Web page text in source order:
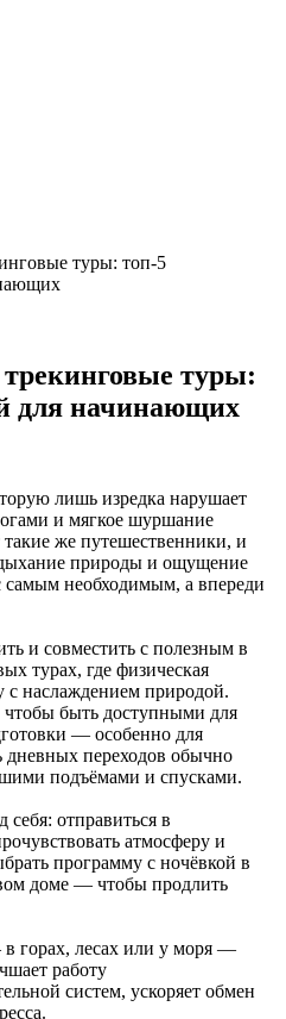
туры: топ-5
туры:
для начинающих
лишь изредка нарушает
и мягкое шуршание
же путешественники, и
природы и ощущение
необходимым, а впереди
и совместить с полезным в
турах, где физическая
с наслаждением природой.
быть доступными для
— особенно для
переходов обычно
подъёмами и спусками.
отправиться в
атмосферу и
программу с ночёвкой в
доме — чтобы продлить
горах, лесах или у моря —
работу
систем, ускоряет обмен